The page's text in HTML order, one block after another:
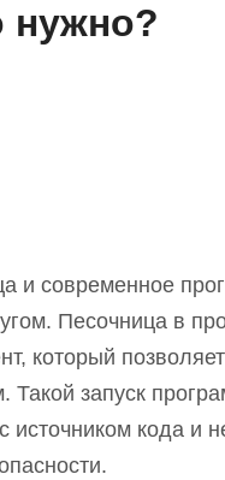
нужно?
и современное
Песочница в
который
Такой запуск
источником кода и